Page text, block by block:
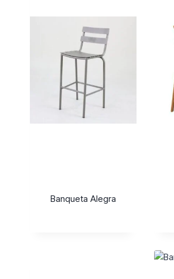
Banqueta Alegra